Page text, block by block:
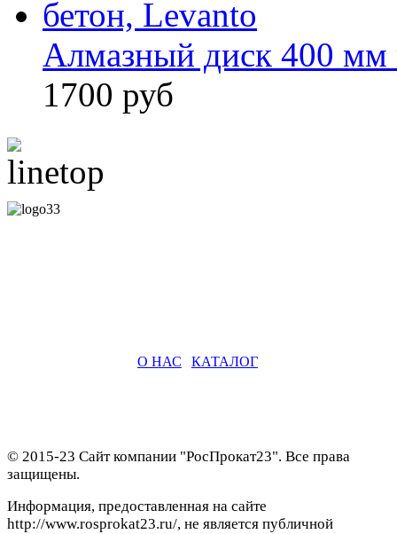
Алмазный диск 400 мм
1700 руб
О НАС КАТАЛОГ
© 2015-23 Сайт компании "РосПрокат23". Все права
защищены.
Информация, предоставленная на сайте
http://www.rosprokat23.ru/, не является публичной